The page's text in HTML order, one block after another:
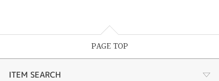
PAGE TOP
ITEM SEARCH